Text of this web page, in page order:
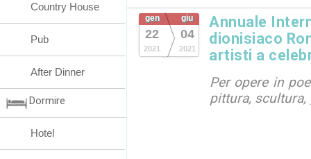
gen
22
2021
giu
04
2021
Annuale
dionisiaco
artisti a
Per opere in
pittura,
Country House
Pub
After Dinner
Dormire
Hotel